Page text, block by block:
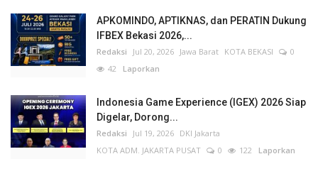
APKOMINDO, APTIKNAS, dan PERATIN Dukung
IFBEX Bekasi 2026,...
Redaksi Jul 20, 2026 Jawa Barat KOTA BEKASI
0
42 Laporkan
Indonesia Game Experience (IGEX) 2026 Siap
Digelar, Dorong...
Redaksi Jul 19, 2026 DKI Jakarta
KOTA ADM. JAKARTA PUSAT
0 122 Laporkan